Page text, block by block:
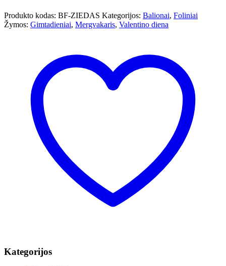
Produkto kodas: BF-ZIEDAS Kategorijos: Balionai, Foliniai
Žymos: Gimtadieniai, Mergvakaris, Valentino diena
Kategorijos